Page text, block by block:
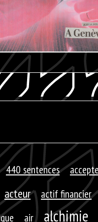
440 sentences
acteur
actif financier
air alchimie